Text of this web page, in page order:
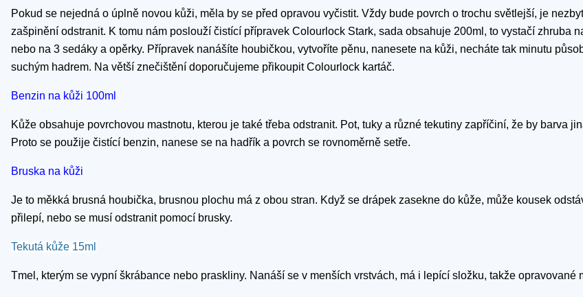
Pokud se nejedná o úplně novou kůži, měla by se před opravou vyčistit. Vždy bude povrch o trochu světlejší, je
zašpinění odstranit. K tomu nám poslouží čistící přípravek Colourlock Stark, sada obsahuje 200ml, to vystačí zhruba
nebo na 3 sedáky a opěrky. Přípravek nanášíte houbičkou, vytvoříte pěnu, nanesete na kůži, necháte tak minutu
suchým hadrem. Na větší znečištění doporučujeme přikoupit Colourlock kartáč.
Benzin na kůži 100ml
Kůže obsahuje povrchovou mastnotu, kterou je také třeba odstranit. Pot, tuky a různé tekutiny zapříčiní, že by barva
Proto se použije čistící benzin, nanese se na hadřík a povrch se rovnoměrně setře.
Bruska na kůži
Je to měkká brusná houbička, brusnou plochu má z obou stran. Když se drápek zasekne do kůže, může kousek
přilepí, nebo se musí odstranit pomocí brusky.
Tekutá kůže 15ml
Tmel, kterým se vypní škrábance nebo praskliny. Nanáší se v menších vrstvách, má i lepící složku, takže opravované